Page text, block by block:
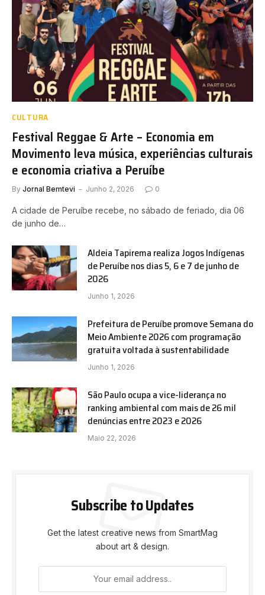
CULTURA
Festival Reggae & Arte – Economia em
Movimento leva música, experiências culturais
e economia criativa a Peruíbe
By Jornal Bemtevi Junho 2, 2026 0
A cidade de Peruíbe recebe, no sábado de feriado, dia 06
de junho de…
Aldeia Tapirema realiza Jogos Indígenas
de Peruíbe nos dias 5, 6 e 7 de junho de
2026
Junho 1, 2026
Prefeitura de Peruíbe promove Semana do
Meio Ambiente 2026 com programação
gratuita voltada à sustentabilidade
Junho 1, 2026
São Paulo ocupa a vice-liderança no
ranking ambiental com mais de 26 mil
denúncias entre 2023 e 2026
Maio 22, 2026
Subscribe to Updates
Get the latest creative news from SmartMag
about art & design.